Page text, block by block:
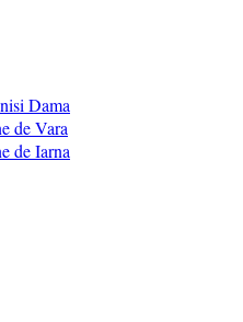
Dama
de Vara
de Iarna